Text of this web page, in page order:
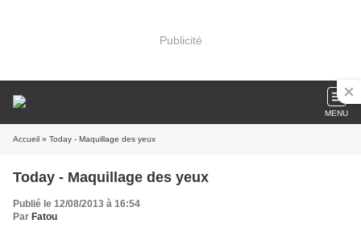
Publicité
MENU
Accueil » Today - Maquillage des yeux
Today - Maquillage des yeux
Publié le 12/08/2013 à 16:54
Par Fatou